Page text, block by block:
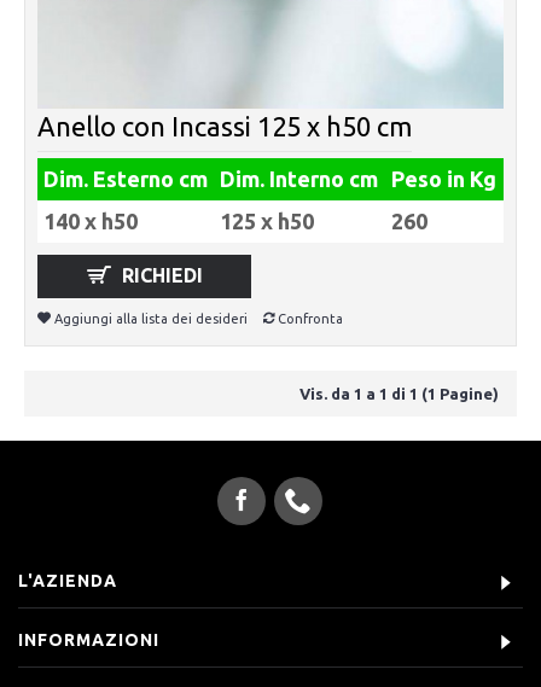
Anello con Incassi 125 x h50 cm
Dim. Esterno cm Dim. Interno cm Peso in Kg
140 x h50
125 x h50 260
RICHIEDI
Aggiungi alla lista dei desideri Confronta
Vis. da 1 a 1 di 1 (1 Pagine)
L'AZIENDA
INFORMAZIONI